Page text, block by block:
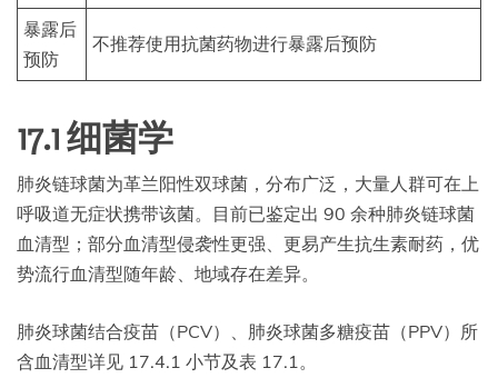
暴露后
预防
不推荐使用抗菌药物进行暴露后预防
17.1 细菌学
肺炎链球菌为革兰阳性双球菌，分布广泛，大量人群可在上
呼吸道无症状携带该菌。目前已鉴定出 90 余种肺炎链球菌
血清型；部分血清型侵袭性更强、更易产生抗生素耐药，优
势流行血清型随年龄、地域存在差异。
肺炎球菌结合疫苗（PCV）、肺炎球菌多糖疫苗（PPV）所
含血清型详见 17.4.1 小节及表 17.1。